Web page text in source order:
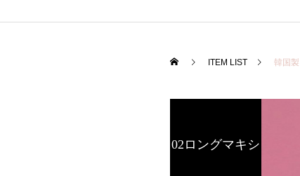
ITEM LIST 韓国
02ロングマキシ